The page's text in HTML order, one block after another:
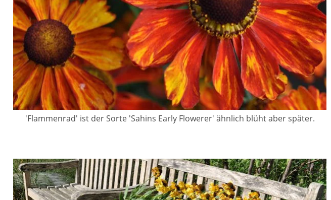
'Flammenrad' ist der Sorte 'Sahins Early Flowerer' ähnlich blüht aber später.